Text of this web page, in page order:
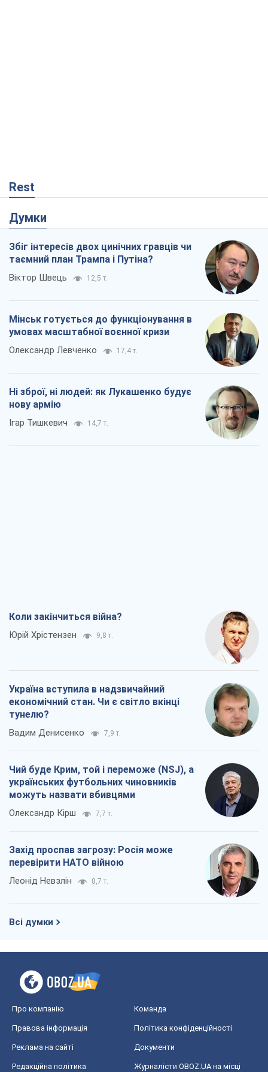
Rest
Думки
Збіг інтересів двох цинічних гравців чи
таємний план Трампа і Путіна?
Віктор Швець 12,5 т.
Мінськ готується до функціонування в
умовах масштабної воєнної кризи
Олександр Левченко 17,4 т.
Ні зброї, ні людей: як Лукашенко будує
нову армію
Ігар Тишкевич 14,7 т.
Коли закінчиться війна?
Юрій Хрістензен 9,8 т.
Україна вступила в надзвичайний
економічний стан. Чи є світло вкінці
тунелю?
Вадим Денисенко 7,9 т.
Чий буде Крим, той і переможе (NSJ), а
українських футбольних чиновників
можуть назвати вбивцями
Олександр Кірш 7,7 т.
Захід проспав загрозу: Росія може
перевірити НАТО війною
Леонід Невзлін 8,7 т.
Всі думки
Про компанію Команда
Правова інформація Політика конфіденційності
Реклама на сайті Документи
Редакційна політика
Журналісти OBOZ.UA на місці